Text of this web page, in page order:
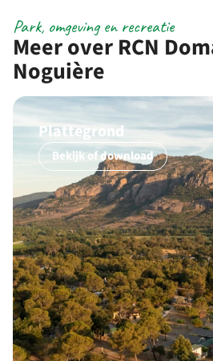
Meer over RCN
Noguière
Park, omgeving en recreatie
Plattegrond
Bekijk of download